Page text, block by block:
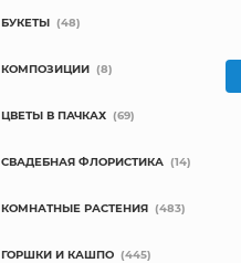
БУКЕТЫ (48)
КОМПОЗИЦИИ (8)
ЦВЕТЫ В ПАЧКАХ (69)
СВАДЕБНАЯ ФЛОРИСТИКА (14)
КОМНАТНЫЕ РАСТЕНИЯ (483)
ГОРШКИ И КАШПО (445)